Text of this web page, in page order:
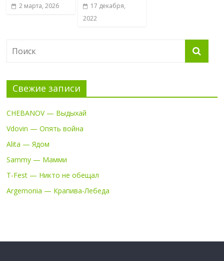
2 марта, 2026
17 декабря,
2022
Свежие записи
CHEBANOV — Выдыхай
Vdovin — Опять война
Alita — Ядом
Sammy — Мамми
T-Fest — Никто не обещал
Argemonia — Крапива-Лебеда